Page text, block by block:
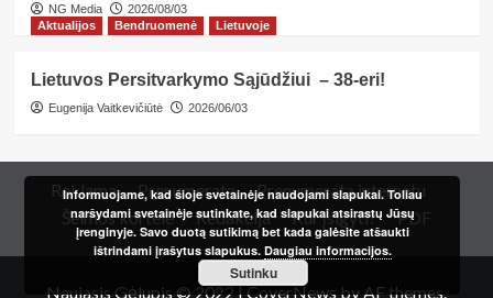
NG Media
2026/08/03
Aktualijos
Bendruomenė Lietuvoje
Lietuvos Persitvarkymo Sąjūdžiui – 38-eri!
Eugenija Vaitkevičiūtė 2026/06/03
Reklama Prenumerata
Prenumerata internetu
Šeimos kortelė
Redakcija Kur įsigyti? PDF
Naujasis Gėlupis © 2022|CoverNews by AF themes.
Informuojame, kad šioje svetainėje naudojami slapukai. Toliau
naršydami svetainėje sutinkate, kad slapukai atsirastų Jūsų
įrenginyje. Savo duotą sutikimą bet kada galėsite atšaukti
ištrindami įrašytus slapukus. Daugiau informacijos.
Sutinku